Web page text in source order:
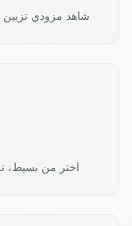
شاهد مزودي تزيين
اختر من بسيط،